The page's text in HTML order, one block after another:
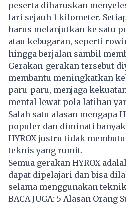
peserta diharuskan
lari sejauh 1 kilometer.
harus melanjutkan ke satu
atau kebugaran, seperti
hingga berjalan sambil
Gerakan-gerakan tersebut
membantu meningkatkan
paru-paru, menjaga
mental lewat pola latihan
Salah satu alasan mengapa
populer dan diminati
HYROX justru tidak
teknis yang rumit.
Semua gerakan HYROX
dapat dipelajari dan bisa
selama menggunakan
BACA JUGA: 5 Alasan Orang